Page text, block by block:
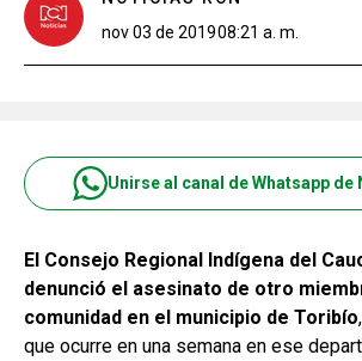
nov 03 de 201908:21 a. m.
Unirse al canal de Whatsapp de
El Consejo Regional Indígena del
denunció el asesinato de otro
comunidad en el municipio de Toribío
que ocurre en una semana en ese